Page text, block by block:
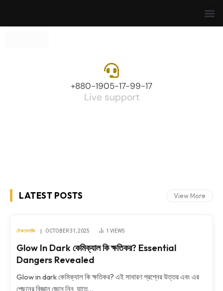
+880-1905-17-99-17
Live support
LATEST POSTS View More
টেকনোলজি OCTOBER 31, 2025 1 VIEWS
Glow In Dark কেমিক্যাল কি ক্ষতিকর? Essential
Dangers Revealed
Glow in dark কেমিক্যাল কি ক্ষতিকর? এই সাধারণ প্রশ্নের উত্তর এবং এর
পেছনের বিজ্ঞান জেনে নিন, যাতে…